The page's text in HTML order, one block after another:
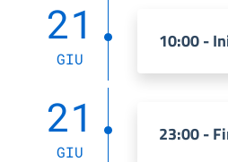
21
GIU
10:00 -
21
GIU
23:00 -